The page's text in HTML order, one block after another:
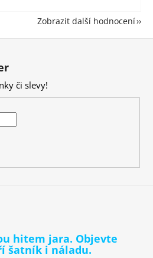
Zobrazit další hodnocení
či slevy!
hitem jara. Objevte
šatník i náladu.